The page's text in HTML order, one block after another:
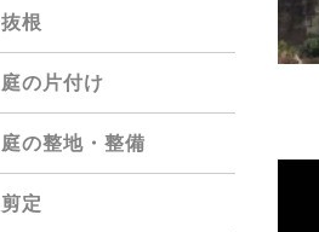
抜根
庭の⽚付け
庭の整地・整備
剪定